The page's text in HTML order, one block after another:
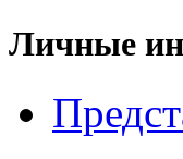
Личные